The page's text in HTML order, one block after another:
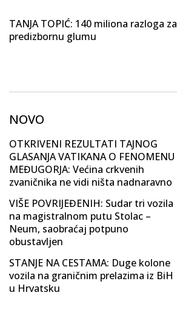
TANJA TOPIĆ: 140 miliona razloga za
predizbornu glumu
NOVO
OTKRIVENI REZULTATI TAJNOG
GLASANJA VATIKANA O FENOMENU
MEĐUGORJA: Većina crkvenih
zvaničnika ne vidi ništa nadnaravno
VIŠE POVRIJEĐENIH: Sudar tri vozila
na magistralnom putu Stolac –
Neum, saobraćaj potpuno
obustavljen
STANJE NA CESTAMA: Duge kolone
vozila na graničnim prelazima iz BiH
u Hrvatsku